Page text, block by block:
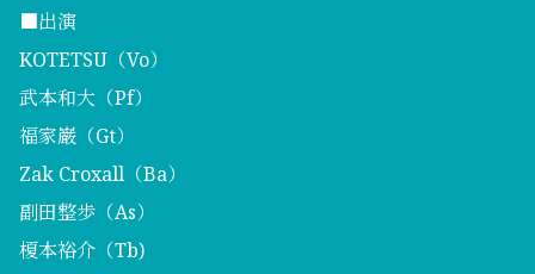
■出演
KOTETSU（Vo）
武本和大（Pf）
福家巌（Gt）
Zak Croxall（Ba）
副田整歩（As）
榎本裕介（Tb)